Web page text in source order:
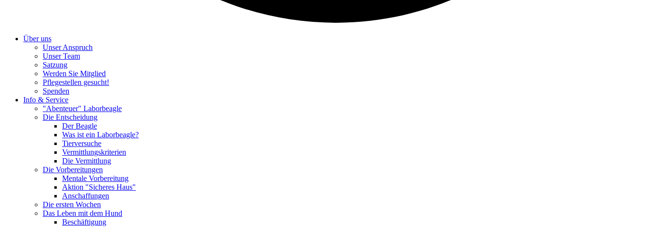
Über uns
Unser Anspruch
Unser Team
Satzung
Werden Sie Mitglied
Pflegestellen gesucht!
Spenden
Info & Service
"Abenteuer" Laborbeagle
Die Entscheidung
Der Beagle
Was ist ein Laborbeagle?
Tierversuche
Vermittlungskriterien
Die Vermittlung
Die Vorbereitungen
Mentale Vorbereitung
Aktion "Sicheres Haus"
Anschaffungen
Die ersten Wochen
Das Leben mit dem Hund
Beschäftigung